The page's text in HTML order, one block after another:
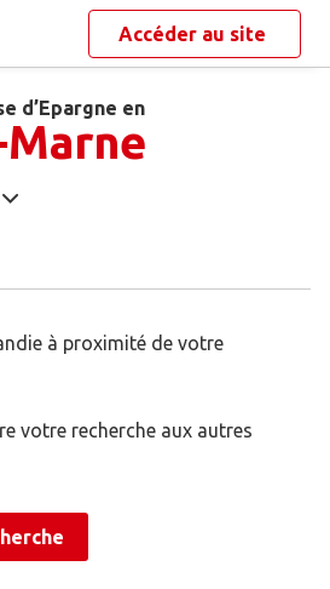
Accéder au site
d’Epargne en
à proximité de votre
votre recherche aux autres